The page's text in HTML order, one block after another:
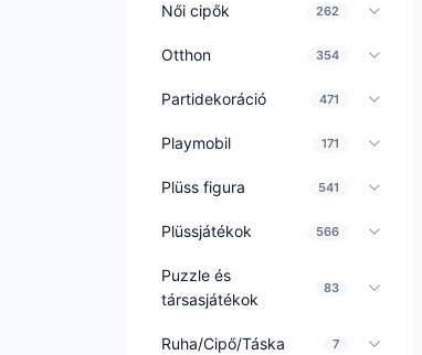
Női cipők 262
Otthon 354
Partidekoráció 471
Playmobil 171
Plüss figura 541
Plüssjátékok 566
Puzzle és
társasjátékok
83
Ruha/Cipő/Táska 7